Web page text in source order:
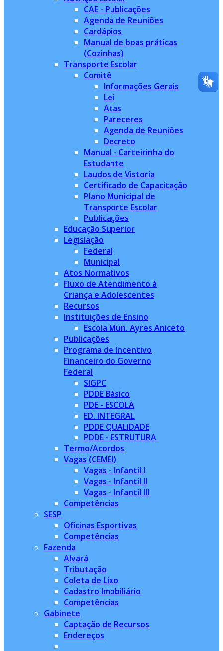
CAE - Publicações
Agenda de Reuniões
Cardápios
Manual de boas práticas
(Cozinhas)
Transporte Escolar
Comitê
Informações Gerais
Lei
Atas
Pareceres
Agenda de Reuniões
Decreto
Manual - Carteirinha do
Estudante
Laudos de Vistoria
Certificado de Capacitação
Plano Municipal de
Transporte Escolar
Publicações
Educação Superior
Legislação
Federal
Municipal
Atos Normativos
Fluxo de Atendimento à
Criança e Adolescentes
Recursos
Instituições de Ensino
Escola Mun. Ayres Aniceto
Publicações
Programa de Incentivo
Financeiro do Governo
Federal
SIGPC
PDDE Básico
PDE - ESCOLA
ED. INTEGRAL
PDDE QUALIDADE
PDDE - ESTRUTURA
Termo/Acordos
Vagas (CEMEI)
Vagas - Infantil I
Vagas - Infantil II
Vagas - Infantil III
Competências
SESP
Oficinas Esportivas
Competências
Fazenda
Alvará
Tributação
Coleta de Lixo
Cadastro Imobiliário
Competências
Gabinete
Captação de Recursos
Endereços